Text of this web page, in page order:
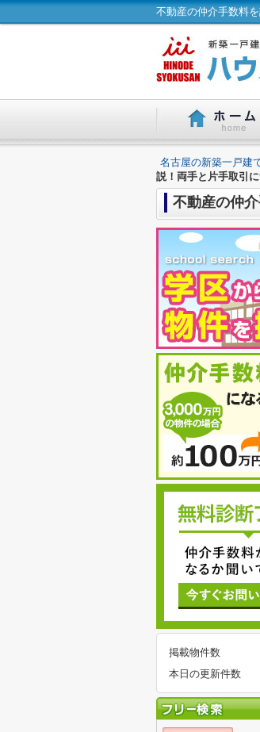
不動産の仲介手数料
名古屋の新築一戸建
説！両手と片手取引
不動産の仲
掲載物件数
本日の更新件数